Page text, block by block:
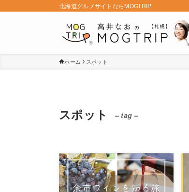
北海道グルメサイトならMOGTRIP
ホーム スポット
スポット – tag –